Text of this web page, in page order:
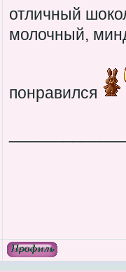
отличный
молочный,
понравился